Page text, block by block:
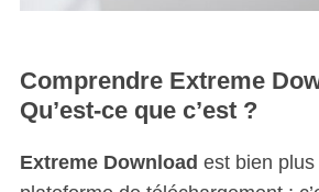
Comprendre Extreme
Qu’est-ce que c’est ?
Extreme Download est bien plus